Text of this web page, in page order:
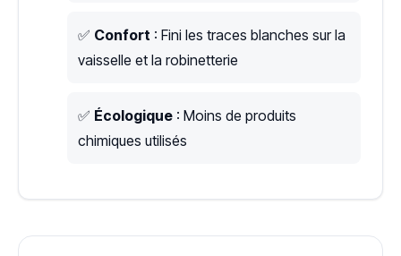
✅ Confort : Fini les traces blanches sur la
vaisselle et la robinetterie
✅ Écologique : Moins de produits
chimiques utilisés